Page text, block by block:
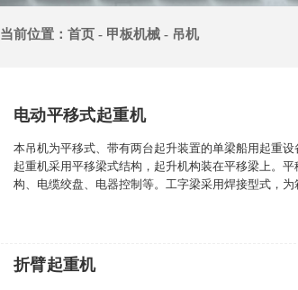
当前位置： 首页- 甲板机械- 吊机
电动平移式起重机
本吊机为平移式、带有两台起升装置的单梁船用起重
起重机采用平移梁式结构，起升机构装在平移梁上。
构、电缆绞盘、电器控制等。工字梁采用焊接型式，
折臂起重机